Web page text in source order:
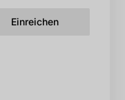
Einreichen